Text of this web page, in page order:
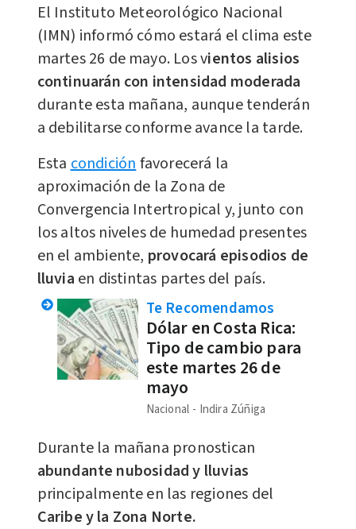
El Instituto Meteorológico Nacional
(IMN) informó cómo estará el clima este
martes 26 de mayo. Los vientos alisios
continuarán con intensidad moderada
durante esta mañana, aunque tenderán
a debilitarse conforme avance la tarde.
Esta condición favorecerá la
aproximación de la Zona de
Convergencia Intertropical y, junto con
los altos niveles de humedad presentes
en el ambiente, provocará episodios de
lluvia en distintas partes del país.
Te Recomendamos
Dólar en Costa Rica:
Tipo de cambio para
este martes 26 de
mayo
Nacional Indira Zúñiga
Durante la mañana pronostican
abundante nubosidad y lluvias
principalmente en las regiones del
Caribe y la Zona Norte.